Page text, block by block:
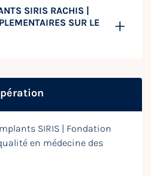
SIRIS RACHIS |
SUR LE
SIRIS | Fondation
en médecine des